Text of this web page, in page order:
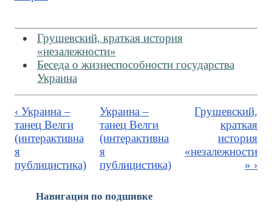
Навигация по подшивке
Грушевский, краткая история
«незалежности»
Беседа о жизнеспособности государства
Украина
‹ Украина –
танец Велги
(интерактивна
я
публицистика)
Украина –
танец Велги
(интерактивна
я
публицистика)
Грушевский,
краткая
история
«незалежности
» ›